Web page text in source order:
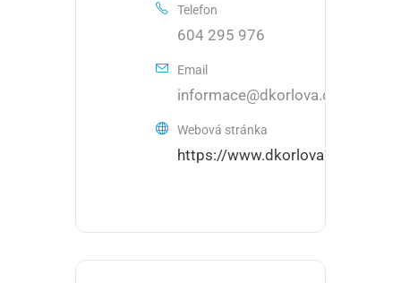
Telefon
604 295 976
Email
informace@dkorlova.cz
Webová stránka
https://www.dkorlova.cz/